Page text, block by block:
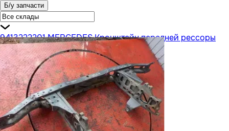
Б/у запчасти
9413222201 MERCEDES Кронштейн передней рессоры